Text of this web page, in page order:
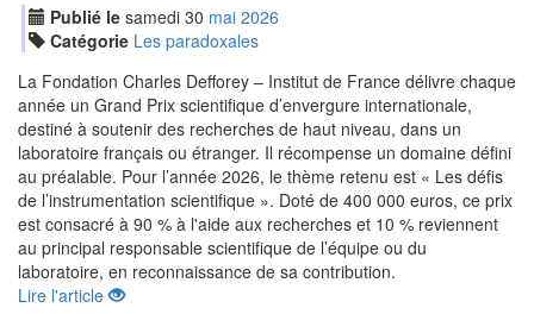
Publié le samedi 30 mai 2026
Catégorie Les paradoxales
La Fondation Charles Defforey – Institut de France délivre chaque
année un Grand Prix scientifique d’envergure internationale,
destiné à soutenir des recherches de haut niveau, dans un
laboratoire français ou étranger. Il récompense un domaine défini
au préalable. Pour l’année 2026, le thème retenu est « Les défis
de l’instrumentation scientifique ». Doté de 400 000 euros, ce prix
est consacré à 90 % à l'aide aux recherches et 10 % reviennent
au principal responsable scientifique de l’équipe ou du
laboratoire, en reconnaissance de sa contribution.
Lire l'article